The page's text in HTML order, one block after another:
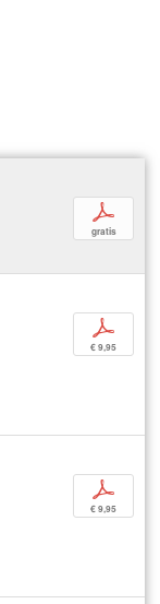
p
gratis
p
€ 9,95
p
€ 9,95